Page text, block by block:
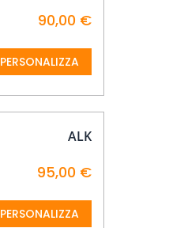
90,00 €
PERSONALIZZA
ALK
95,00 €
PERSONALIZZA